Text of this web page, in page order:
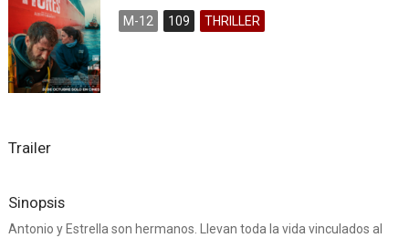
M-12 109 THRILLER
Trailer
Sinopsis
Antonio y Estrella son hermanos. Llevan toda la vida vinculados al